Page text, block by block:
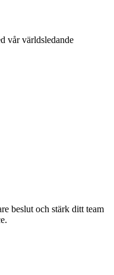
vår världsledande
beslut och stärk ditt team